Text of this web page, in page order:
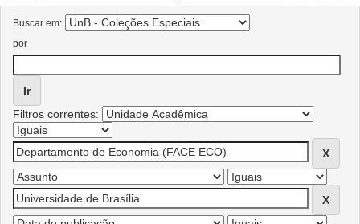
Buscar em:
por
Filtros correntes: